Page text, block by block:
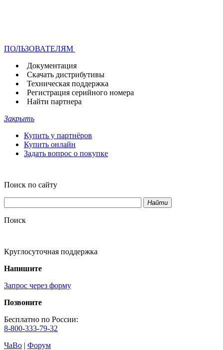
ПОЛЬЗОВАТЕЛЯМ
Документация
Скачать дистрибутивы
Техническая поддержка
Регистрация серийного номера
Найти партнера
Закрыть
Купить у партнёров
Купить онлайн
Задать вопрос о покупке
Поиск по сайту
Найти
Поиск
Круглосуточная поддержка
Напишите
Запрос через форму
Позвоните
Бесплатно по России:
8-800-333-79-32
ЧаВо | Форум